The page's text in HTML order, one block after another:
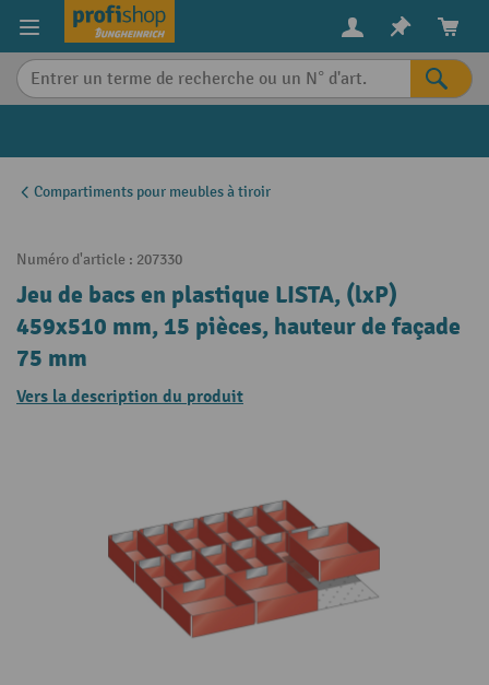
content
Compartiments pour meubles à tiroir
Numéro d'article : 207330
Jeu de bacs en plastique LISTA, (lxP)
459x510 mm, 15 pièces, hauteur de façade
75 mm
Vers la description du produit